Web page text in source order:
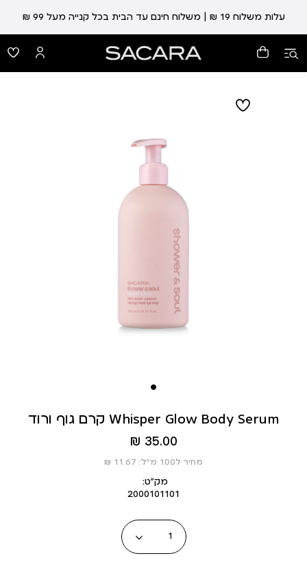
עלות משלוח 19 ₪ | משלוח חינם עד הבית בכל קנייה מעל 99 ₪
קרם גוף ורוד Whisper Glow Body Serum
מחיר
מוצר
35.00 ₪
מחיר ל100 מ”ל: 11.67 ₪
מק״ט:
2000101101
כמות